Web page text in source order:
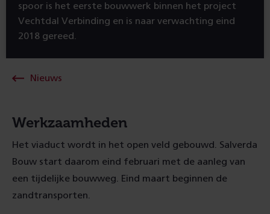
spoor is het eerste bouwwerk binnen het project
Vechtdal Verbinding en is naar verwachting eind
2018 gereed.
Nieuws
Werkzaamheden
Het viaduct wordt in het open veld gebouwd. Salverda
Bouw start daarom eind februari met de aanleg van
een tijdelijke bouwweg. Eind maart beginnen de
zandtransporten.